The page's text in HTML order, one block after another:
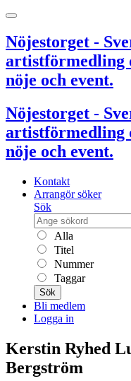
Nöjestorget -
artistförmedling
nöje och event.
Nöjestorget -
artistförmedling
nöje och event.
Kontakt
Arrangör söker
Sök
Alla
Titel
Nummer
Taggar
Sök
Bli medlem
Logga in
Kerstin Ryhed
Bergström